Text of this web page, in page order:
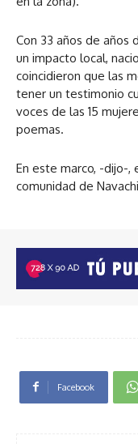
Con 33 años de
un impacto local,
coincidieron que las
tener un testimonio
voces de las 15
poemas.
En este marco, -dijo-,
comunidad de
Facebook